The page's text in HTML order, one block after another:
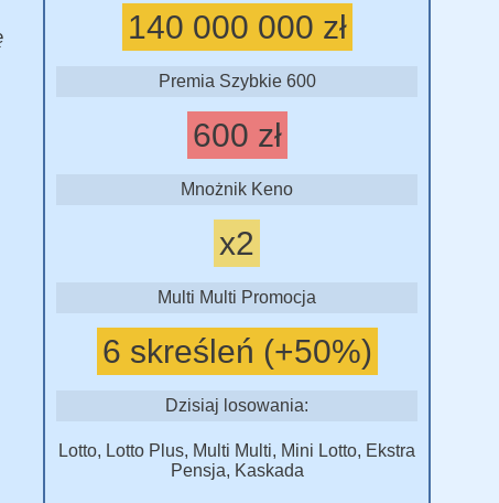
140 000 000 zł
Premia Szybkie 600
600 zł
Mnożnik Keno
x2
Multi Multi Promocja
6 skreśleń (+50%)
Dzisiaj losowania:
Lotto, Lotto Plus, Multi Multi, Mini Lotto, Ekstra
Pensja, Kaskada